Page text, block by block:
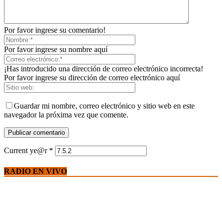
Por favor ingrese su comentario!
Por favor ingrese su nombre aquí
¡Has introducido una dirección de correo electrónico incorrecta!
Por favor ingrese su dirección de correo electrónico aquí
Guardar mi nombre, correo electrónico y sitio web en este
navegador la próxima vez que comente.
Current ye@r *
RADIO EN VIVO